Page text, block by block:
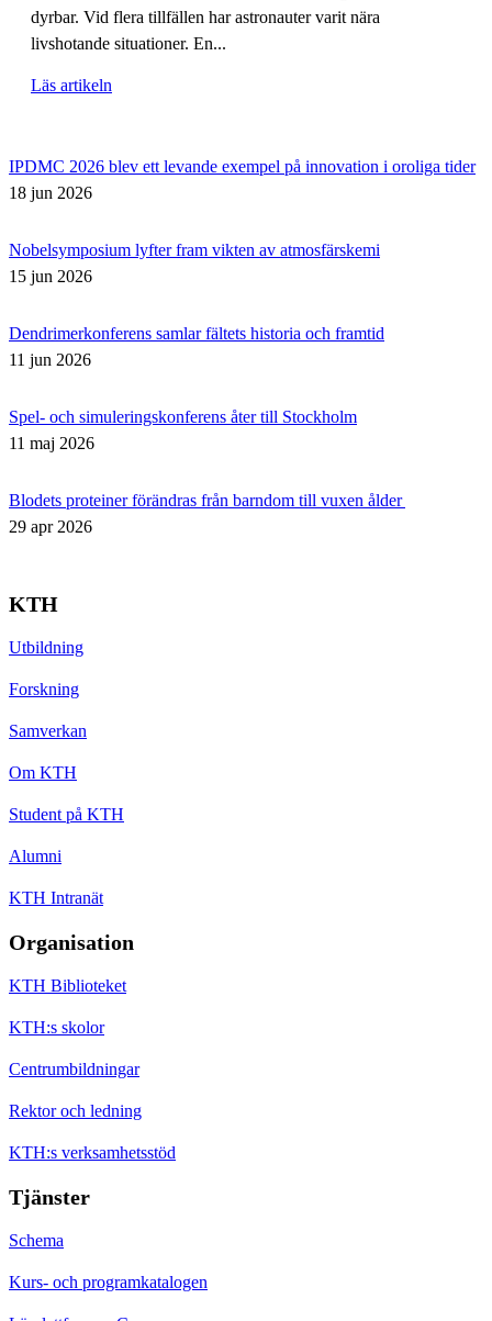
dyrbar. Vid flera tillfällen har astronauter varit nära
livshotande situationer. En...
Läs artikeln
IPDMC 2026 blev ett levande exempel på innovation i oroliga tider
18 jun 2026
Nobelsymposium lyfter fram vikten av atmosfärskemi
15 jun 2026
Dendrimerkonferens samlar fältets historia och framtid
11 jun 2026
Spel- och simuleringskonferens åter till Stockholm
11 maj 2026
Blodets proteiner förändras från barndom till vuxen ålder
29 apr 2026
KTH
Utbildning
Forskning
Samverkan
Om KTH
Student på KTH
Alumni
KTH Intranät
Organisation
KTH Biblioteket
KTH:s skolor
Centrumbildningar
Rektor och ledning
KTH:s verksamhetsstöd
Tjänster
Schema
Kurs- och programkatalogen